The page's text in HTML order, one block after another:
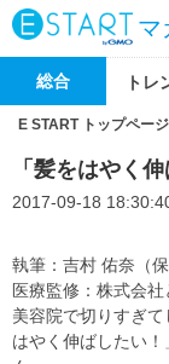
マ
総合 トレ
E START トップページ
「髪をはやく
2017-09-18
執筆：吉村 佑奈（保
医療監修：株式会
美容院で切りすぎ
はやく伸ばしたい